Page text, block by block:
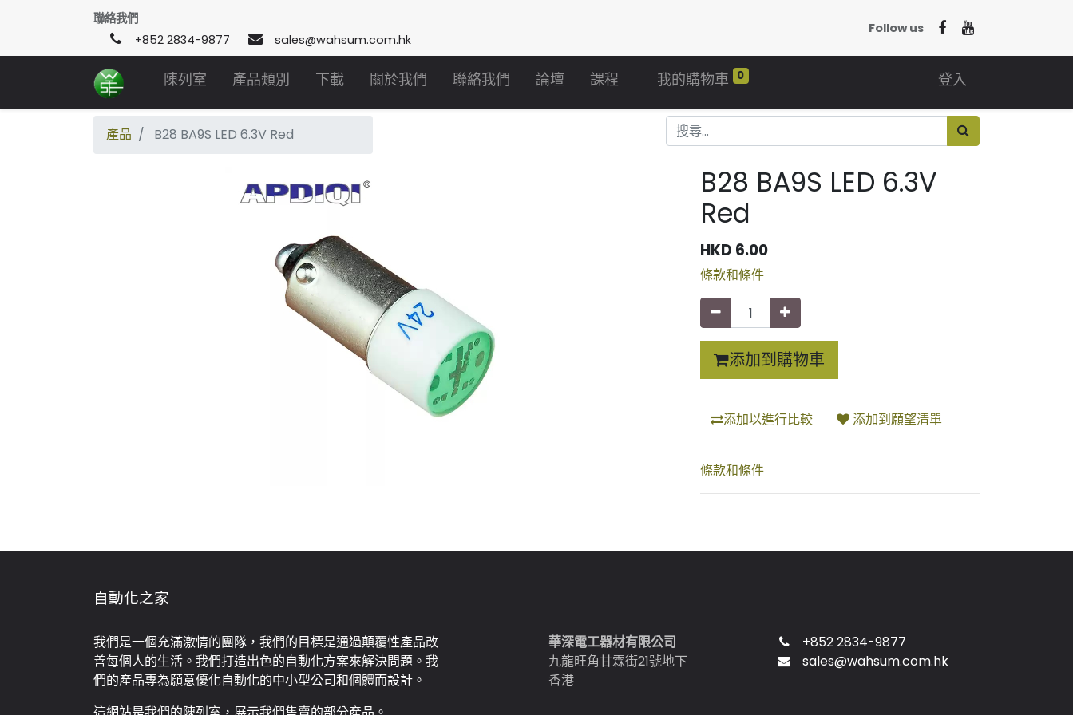
聯絡我們
+852 2834-9877
sales@wahsum.com.hk
Follow us
陳列室 產品類別 下載 關於我們 聯絡我們 論壇 課程 我的購物車 0 登入
產品 B28 BA9S LED 6.3V Red
B28 BA9S LED 6.3V
Red
HKD 6.00
條款和條件
添加到購物車
添加以進行比較 添加到願望清單
條款和條件
自動化之家
我們是一個充滿激情的團隊，我們的目標是通過顛覆性產品改
善每個人的生活。我們打造出色的自動化方案來解決問題。我
們的產品專為願意優化自動化的中小型公司和個體而設計。
華深電工器材有限公司
九龍旺角甘霖街21號地下
香港
+852 2834-9877
sales@wahsum.com.hk